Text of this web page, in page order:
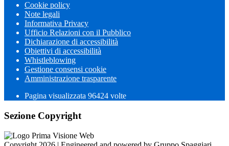
Cookie policy
Note legali
Informativa Privacy
Ufficio Relazioni con il Pubblico
Dichiarazione di accessibilità
Obiettivi di accessibilità
Whistleblowing
Gestione consensi cookie
Amministrazione trasparente
Pagina visualizzata 96424 volte
Sezione Copyright